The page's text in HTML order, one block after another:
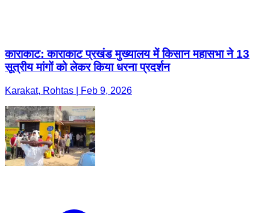
काराकाट: काराकाट प्रखंड मुख्यालय में किसान महासभा ने 13
सूत्रीय मांगों को लेकर किया धरना प्रदर्शन
Karakat, Rohtas | Feb 9, 2026